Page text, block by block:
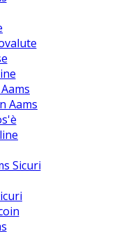
Aams
Sicuri